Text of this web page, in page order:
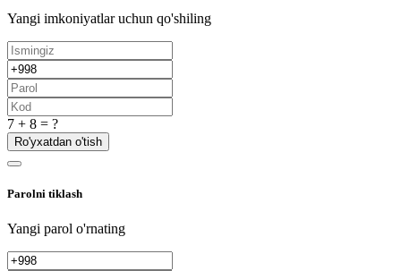
Yangi imkoniyatlar uchun qo'shiling
7 + 8 = ?
Ro'yxatdan o'tish
Parolni tiklash
Yangi parol o'rnating